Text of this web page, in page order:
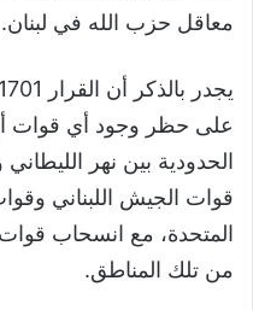
معاقل حزب الله في لبنان.
على حظر وجود أي قوات
الحدودية بين نهر
قوات الجيش اللبناني وقوات
المتحدة، مع انسحاب قوات
من تلك المناطق.